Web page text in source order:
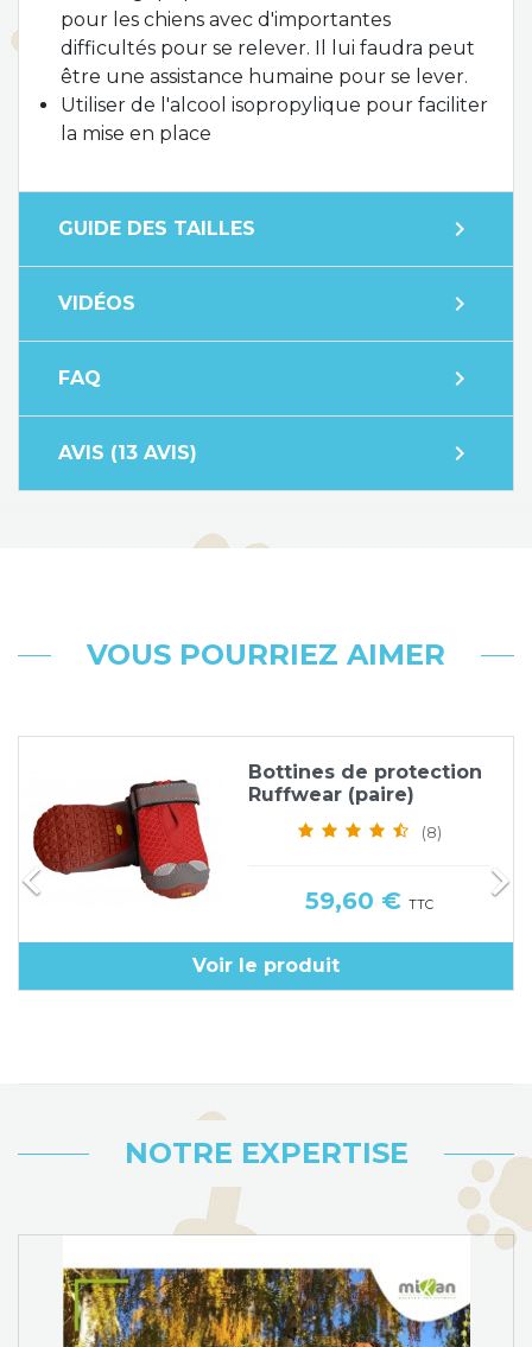
pour les chiens avec d'importantes
difficultés pour se relever. Il lui faudra peut
être une assistance humaine pour se lever.
Utiliser de l'alcool isopropylique pour faciliter
la mise en place
GUIDE DES TAILLES expand_more
VIDÉOS expand_more
FAQ expand_more
AVIS (13 AVIS) expand_more
VOUS POURRIEZ AIMER

Bottines de protection
Ruffwear (paire)
(8)
Prix
59,60 € TTC
Voir le produit

NOTRE EXPERTISE